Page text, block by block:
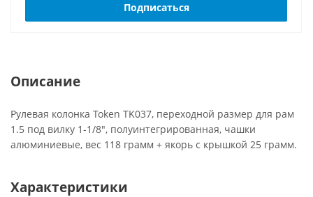
Подписаться
Описание
Рулевая колонка Token TK037, переходной размер для рам
1.5 под вилку 1-1/8", полуинтегрированная, чашки
алюминиевые, вес 118 грамм + якорь с крышкой 25 грамм.
Характеристики